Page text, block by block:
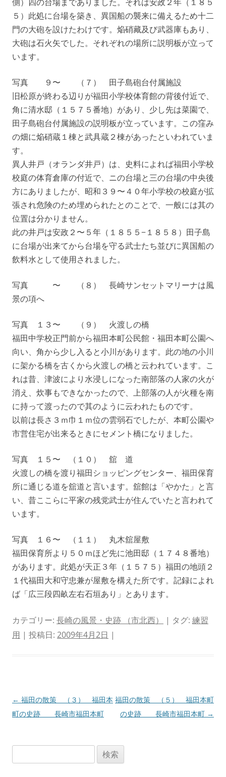
５）此処に台場を築き、異国船の襲来に備えるため十二
門の大砲を設けたわけです。焔硝藏及び武器庫もあり、
大砲は石火矢でした。それぞれの場所に説明板が立って
います。
写真 ９〜 （７） 田子島砲台付属施設
旧松原が終わる辺りが福田小学校体育館の背後付近で、
角に清水邸（１５７５番地）があり、少し先は菜園で、
田子島砲台付属施設の説明板が立っています。この窪み
の畑に焔硝蔵１棟と武具蔵２棟があったといわれていま
す。
異人井戸（オランダ井戸）は、史料によれば福田小学校
校庭の体育倉庫の付近で、ニの台場と三の台場の中央後
方にありましたが、昭和３９〜４０年小学校の校庭が拡
張され危険のため埋められたとのことで、一般には其の
位置は分かりません。
此の井戸は安政２〜５年（１８５５−１８５８）田子島
に台場が出来てから台場を守る武士たち並びに異国船の
飲料水として使用されました。
写真 〜 （８） 長崎サンセットマリーナは風
景の項へ
写真 １３〜 （９） 火渡しの橋
福田中学校正門前から福田本町公民館・福田本町公園へ
向い、角から少し入ると小川があります。此の地の小川
に架かる橋を古くから火渡しの橋と云われています。こ
れは昔、津波により水浸しになった南部落の人家の火が
消え、炊事もできなかったので、上部落の人が火種を南
に持って渡ったので其のように云われたものです。
以前は長さ３ｍ巾１ｍ位の雲弱石でしたが、本町公園や
市営住宅が出来るときにセメント橋になりました。
写真 １５〜 （１０） 舘 道
火渡しの橋を渡り福田ショッピングセンター、福田保育
所に通じる道を舘道と言います。舘館は「やかた」と言
い、昔ここらに平家の残党武士が住んでいたと言われて
います。
写真 １６〜 （１１） 丸木舘屋敷
福田保育所より５０ｍほど先に池田邸（１７４８番地）
があります。此処が天正３年（１５７５）福田の地頭２
１代福田大和守忠兼が屋敷を構えた所です。記録によれ
ば「広三段四畝左右石垣あり」とあります。
カテゴリー: 長崎の風景・史跡 （市北西） | タグ: 練習
用 | 投稿日: 2009年4月2日 |
投
稿
← 福田の散策 （３） 福田本
町の史跡 長崎市福田本町
福田の散策 （５） 福田本町
の史跡 長崎市福田本町 →
索: